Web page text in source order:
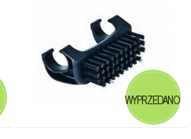
WYPRZEDANO